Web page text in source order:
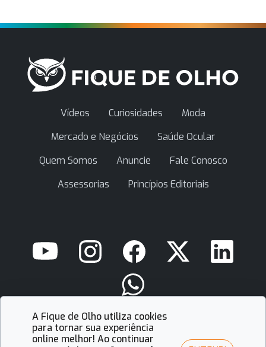
Vídeos Curiosidades
Moda
Mercado e Negócios
Saúde Ocular
Quem Somos
Anuncie
Fale Conosco
Assessorias
Princípios Editoriais
contato@fiquedeolho.com.br
A Fique de Olho utiliza cookies
para tornar sua experiência
online melhor! Ao continuar